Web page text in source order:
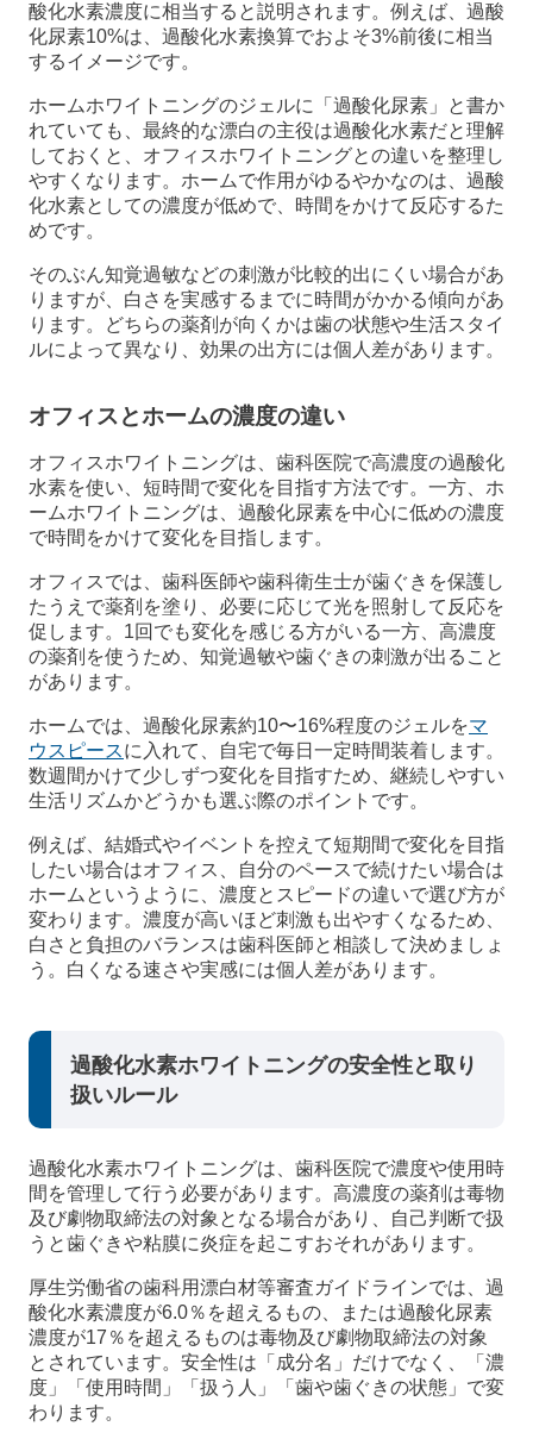
酸化水素濃度に相当すると説明されます。例えば、過酸
化尿素10%は、過酸化水素換算でおよそ3%前後に相当
するイメージです。
ホームホワイトニングのジェルに「過酸化尿素」と書か
れていても、最終的な漂白の主役は過酸化水素だと理解
しておくと、オフィスホワイトニングとの違いを整理し
やすくなります。ホームで作用がゆるやかなのは、過酸
化水素としての濃度が低めで、時間をかけて反応するた
めです。
そのぶん知覚過敏などの刺激が比較的出にくい場合があ
りますが、白さを実感するまでに時間がかかる傾向があ
ります。どちらの薬剤が向くかは歯の状態や生活スタイ
ルによって異なり、効果の出方には個人差があります。
オフィスとホームの濃度の違い
オフィスホワイトニングは、歯科医院で高濃度の過酸化
水素を使い、短時間で変化を目指す方法です。一方、ホ
ームホワイトニングは、過酸化尿素を中心に低めの濃度
で時間をかけて変化を目指します。
オフィスでは、歯科医師や歯科衛生士が歯ぐきを保護し
たうえで薬剤を塗り、必要に応じて光を照射して反応を
促します。1回でも変化を感じる方がいる一方、高濃度
の薬剤を使うため、知覚過敏や歯ぐきの刺激が出ること
があります。
ホームでは、過酸化尿素約10〜16%程度のジェルをマ
ウスピースに入れて、自宅で毎日一定時間装着します。
数週間かけて少しずつ変化を目指すため、継続しやすい
生活リズムかどうかも選ぶ際のポイントです。
例えば、結婚式やイベントを控えて短期間で変化を目指
したい場合はオフィス、自分のペースで続けたい場合は
ホームというように、濃度とスピードの違いで選び方が
変わります。濃度が高いほど刺激も出やすくなるため、
白さと負担のバランスは歯科医師と相談して決めましょ
う。白くなる速さや実感には個人差があります。
過酸化水素ホワイトニングの安全性と取り
扱いルール
過酸化水素ホワイトニングは、歯科医院で濃度や使用時
間を管理して行う必要があります。高濃度の薬剤は毒物
及び劇物取締法の対象となる場合があり、自己判断で扱
うと歯ぐきや粘膜に炎症を起こすおそれがあります。
厚生労働省の歯科用漂白材等審査ガイドラインでは、過
酸化水素濃度が6.0％を超えるもの、または過酸化尿素
濃度が17％を超えるものは毒物及び劇物取締法の対象
とされています。安全性は「成分名」だけでなく、「濃
度」「使用時間」「扱う人」「歯や歯ぐきの状態」で変
わります。